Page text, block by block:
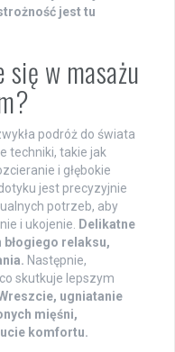
jest tu
w masażu
podróż do świata
techniki, takie jak
i głębokie
jest precyzyjnie
potrzeb, aby
i ukojenie.
Delikatne
błogiego relaksu,
Następnie,
skutkuje lepszym
ugniatanie
mięśni,
komfortu.